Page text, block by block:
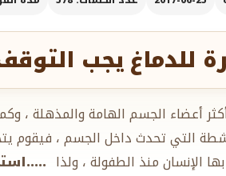
للدماغ يجب
أعضاء الجسم الهامة والمذهلة ،
التي تحدث داخل الجسم ، فيقوم
الإنسان منذ الطفولة ، ولذا